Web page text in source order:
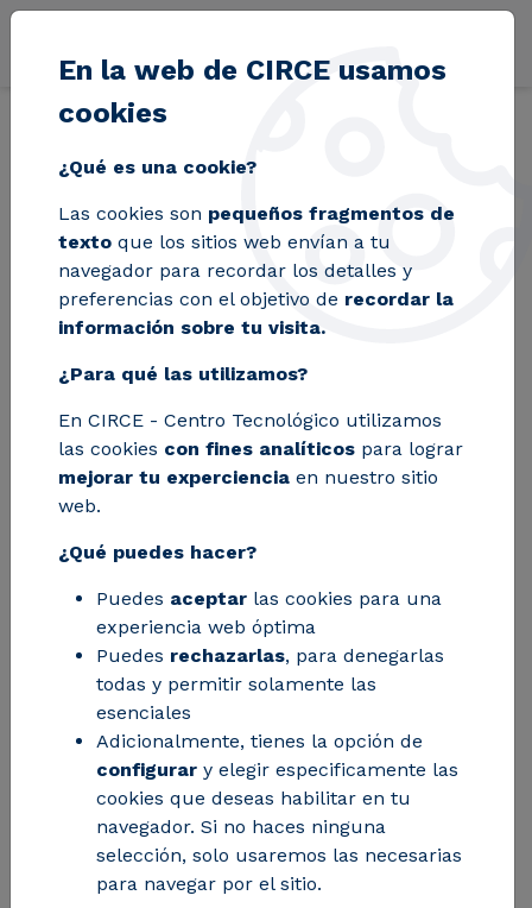
Pasar al contenido principal
Blog Favorecer la economía circular del plástico -
Favorecer la
economía circular del
plástico - EFFECTIVE
Escapar de la dependencia al plástico es un desafío
pero… ¿sabías que YA es posible producir poliéster y
nylon a gran escala a partir de residuos y materias
primas renovables?. Mediante una metodología única,
buscamos redefinir completamente la cadena de
valor del producto textil entre otros, maximizando su
En la web de CIRCE usamos
cookies
¿Qué es una cookie?
Las cookies son pequeños fragmentos de
texto que los sitios web envían a tu
navegador para recordar los detalles y
preferencias con el objetivo de recordar la
información sobre tu visita.
¿Para qué las utilizamos?
En CIRCE - Centro Tecnológico utilizamos
las cookies con fines analíticos para lograr
mejorar tu experciencia en nuestro sitio
web.
¿Qué puedes hacer?
Puedes aceptar las cookies para una
experiencia web óptima
Puedes rechazarlas, para denegarlas
todas y permitir solamente las
esenciales
Adicionalmente, tienes la opción de
configurar y elegir especificamente las
cookies que deseas habilitar en tu
navegador. Si no haces ninguna
selección, solo usaremos las necesarias
para navegar por el sitio.